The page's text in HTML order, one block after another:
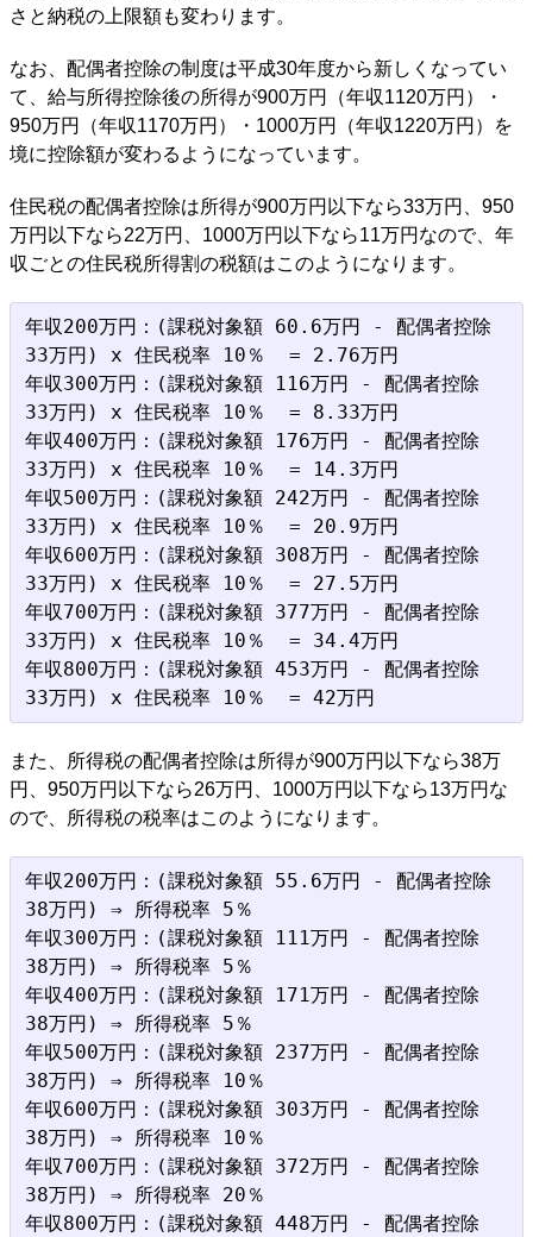
さと納税の上限額も変わります。
なお、配偶者控除の制度は平成30年度から新しくなってい
て、給与所得控除後の所得が900万円（年収1120万円）・
950万円（年収1170万円）・1000万円（年収1220万円）を
境に控除額が変わるようになっています。
住民税の配偶者控除は所得が900万円以下なら33万円、950
万円以下なら22万円、1000万円以下なら11万円なので、年
収ごとの住民税所得割の税額はこのようになります。
年収200万円：(課税対象額 60.6万円 - 配偶者控除
33万円) x 住民税率 10％  = 2.76万円
年収300万円：(課税対象額 116万円 - 配偶者控除
33万円) x 住民税率 10％  = 8.33万円
年収400万円：(課税対象額 176万円 - 配偶者控除
33万円) x 住民税率 10％  = 14.3万円
年収500万円：(課税対象額 242万円 - 配偶者控除
33万円) x 住民税率 10％  = 20.9万円
年収600万円：(課税対象額 308万円 - 配偶者控除
33万円) x 住民税率 10％  = 27.5万円
年収700万円：(課税対象額 377万円 - 配偶者控除
33万円) x 住民税率 10％  = 34.4万円
年収800万円：(課税対象額 453万円 - 配偶者控除
また、所得税の配偶者控除は所得が900万円以下なら38万
円、950万円以下なら26万円、1000万円以下なら13万円な
ので、所得税の税率はこのようになります。
年収200万円：(課税対象額 55.6万円 - 配偶者控除
38万円) ⇒ 所得税率 5％
年収300万円：(課税対象額 111万円 - 配偶者控除
38万円) ⇒ 所得税率 5％
年収400万円：(課税対象額 171万円 - 配偶者控除
38万円) ⇒ 所得税率 5％
年収500万円：(課税対象額 237万円 - 配偶者控除
38万円) ⇒ 所得税率 10％
年収600万円：(課税対象額 303万円 - 配偶者控除
38万円) ⇒ 所得税率 10％
年収700万円：(課税対象額 372万円 - 配偶者控除
38万円) ⇒ 所得税率 20％
年収800万円：(課税対象額 448万円 - 配偶者控除